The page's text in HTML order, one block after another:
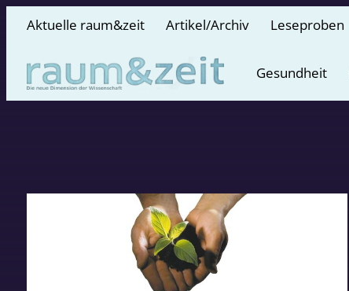
Aktuelle raum&zeit Artikel/Archiv Leseproben
Gesundheit